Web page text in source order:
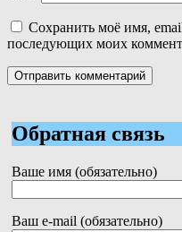
Сохранить моё имя,
последующих моих
Обратная связь
Ваше имя (обязательно)
Ваш e-mail (обязательно)